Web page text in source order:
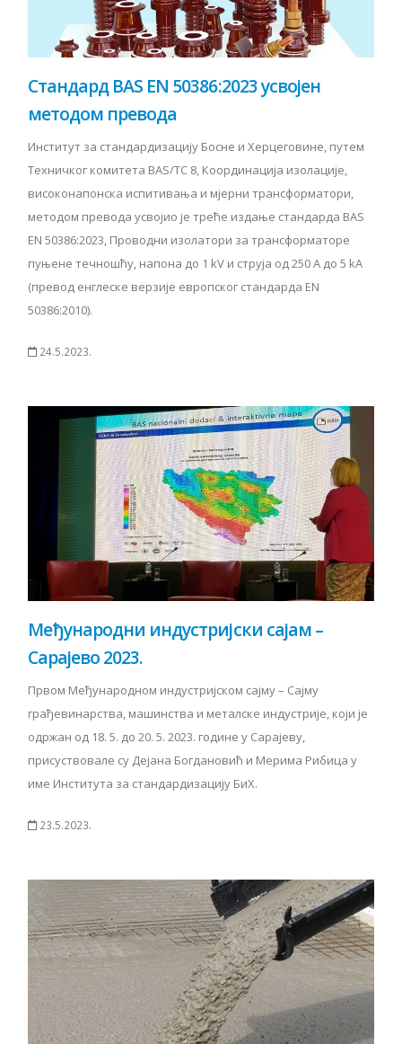
Стандард BAS EN 50386:2023 усвојен
методом превода
Институт за стандардизацију Босне и Херцеговине, путем
Техничког комитета BAS/TC 8, Координација изолације,
високонапонска испитивања и мјерни трансформатори,
методом превода усвојио је треће издање стандарда BAS
EN 50386:2023, Проводни изолатори за трансформаторе
пуњене течношћу, напона до 1 kV и струја од 250 A до 5 kA
(превод енглеске верзије европског стандарда EN
50386:2010).
24.5.2023.
Међународни индустријски сајам –
Сарајево 2023.
Првом Међународном индустријском сајму – Сајму
грађевинарства, машинства и металске индустрије, који је
одржан од 18. 5. до 20. 5. 2023. године у Сарајеву,
присуствовале су Дејана Богдановић и Мерима Рибица у
име Института за стандардизацију БиХ.
23.5.2023.